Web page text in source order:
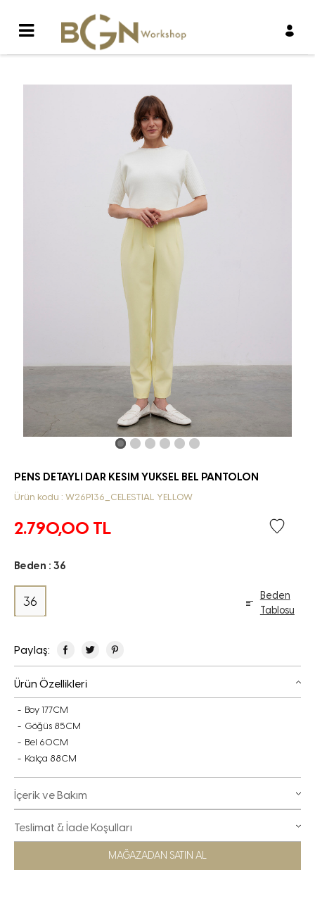
PENS DETAYLI DAR KESIM YUKSEL BEL PANTOLON
Ürün kodu : W26P136_CELESTIAL YELLOW
2.790,00 TL
Beden : 36
36
Beden
Tablosu
Paylaş:
Ürün Özellikleri
Boy 177CM
Göğüs 85CM
Bel 60CM
Kalça 88CM
İçerik ve Bakım
Teslimat & İade Koşulları
MAĞAZADAN SATIN AL